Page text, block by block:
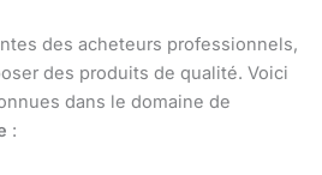
des acheteurs professionnels,
des produits de qualité. Voici
dans le domaine de
: